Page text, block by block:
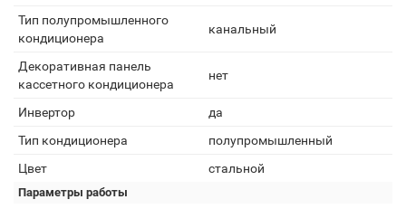
Тип полупромышленного
кондиционера
канальный
Декоративная панель
кассетного кондиционера
нет
Инвертор
да
Тип кондиционера
полупромышленный
Цвет
стальной
Параметры работы